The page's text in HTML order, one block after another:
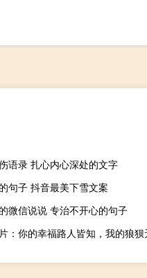
语录 扎心内心深处的文字
句子 抖音最美下雪文案
微信说说 专治不开心的句子
：你的幸福路人皆知，我的狼